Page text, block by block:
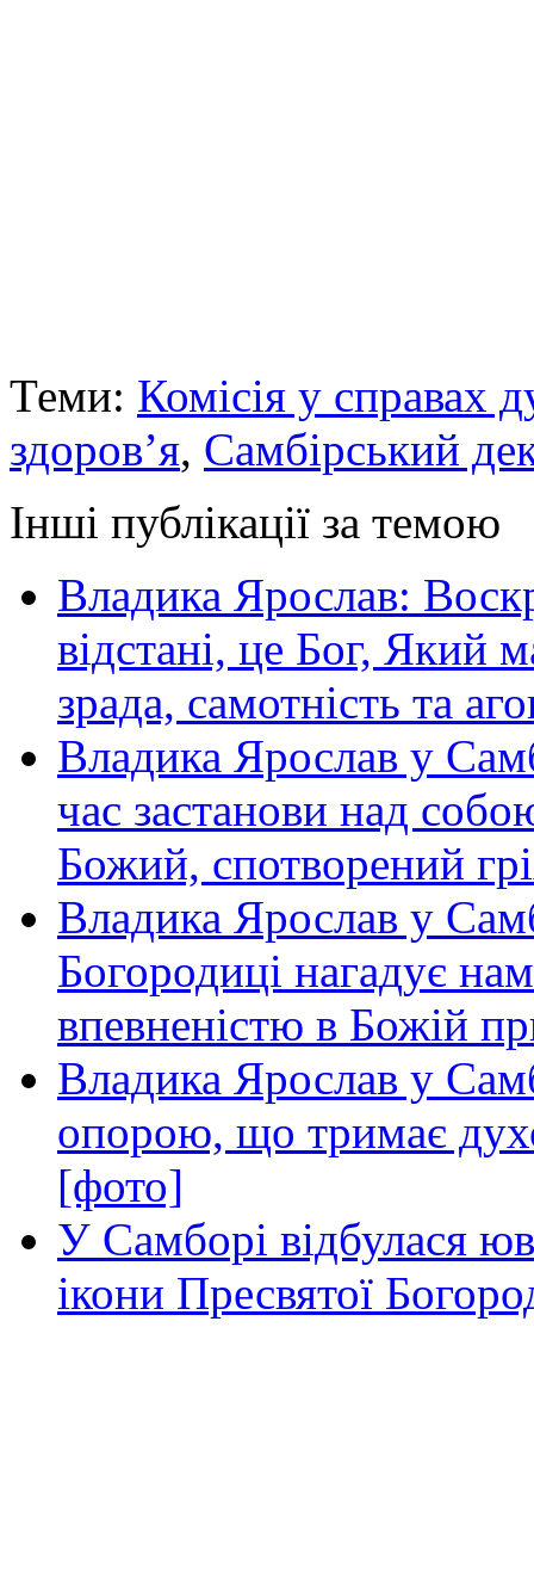
Теми: Комісія у справах
здоров’я, Самбірський
Інші публікації за темою
Владика Ярослав:
відстані, це Бог, Який
зрада, самотність та
Владика Ярослав у
час застанови над
Божий, спотворений
Владика Ярослав у
Богородиці нагадує
впевненістю в Божій
Владика Ярослав у
опорою, що тримає
[фото]
У Самборі відбулася
ікони Пресвятої